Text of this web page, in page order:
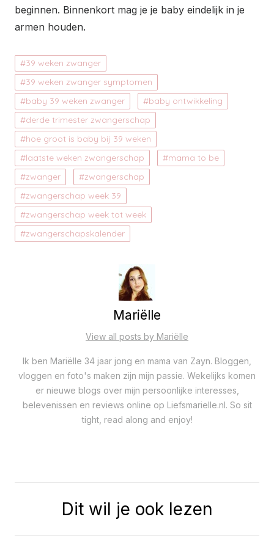
beginnen. Binnenkort mag je je baby eindelijk in je
armen houden.
39 weken zwanger
39 weken zwanger symptomen
baby 39 weken zwanger
baby ontwikkeling
derde trimester zwangerschap
hoe groot is baby bij 39 weken
laatste weken zwangerschap
mama to be
zwanger
zwangerschap
zwangerschap week 39
zwangerschap week tot week
zwangerschapskalender
Mariëlle
View all posts by Mariëlle
Ik ben Mariëlle 34 jaar jong en mama van Zayn. Bloggen,
vloggen en foto's maken zijn mijn passie. Wekelijks komen
er nieuwe blogs over mijn persoonlijke interesses,
belevenissen en reviews online op Liefsmarielle.nl. So sit
tight, read along and enjoy!
Dit wil je ook lezen